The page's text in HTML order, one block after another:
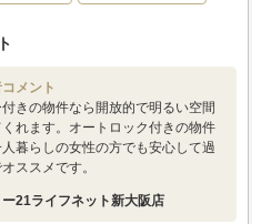
メント
きの物件なら開放的で明るい空間
れます。オートロック付きの物件
暮らしの女性の方でも安心して過
ススメです。
21ライフネット新大阪店